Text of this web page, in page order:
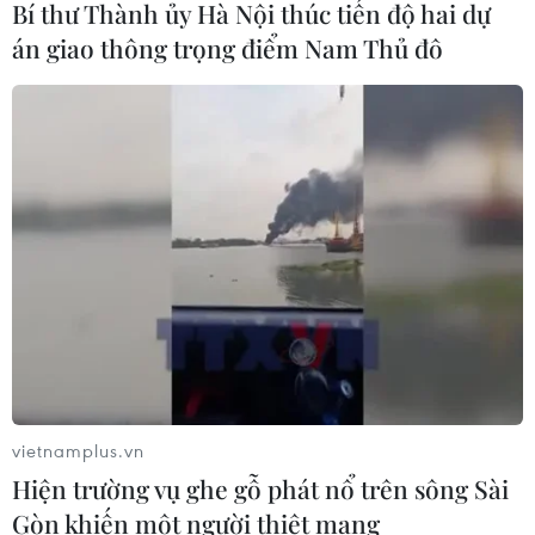
Sở hữu trí tuệ
Quy định sử dụng
Dịch vụ tin
Quảng cáo
Liên hệ
Giấy phép số: 1374/GP-BTTTT do Bộ Thông tin và Truyền thông
cấp ngày 11/9/2008.
Quảng cáo: Phó TBT Nguyễn Thị Tám: 093.5958688, Email:
tamvna@gmail.com
Điện thoại: (024) 39411349 - (024) 39411348, Fax: (024)
39411348
Bí thư Thành ủy Hà Nội thúc tiến độ hai dự
án giao thông trọng điểm Nam Thủ đô
vietnamplus.vn
Hiện trường vụ ghe gỗ phát nổ trên sông Sài
Gòn khiến một người thiệt mạng